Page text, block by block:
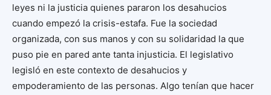
leyes ni la justicia quienes pararon los desahucios
cuando empezó la crisis-estafa. Fue la sociedad
organizada, con sus manos y con su solidaridad la que
puso pie en pared ante tanta injusticia. El legislativo
legisló en este contexto de desahucios y
empoderamiento de las personas. Algo tenían que hacer